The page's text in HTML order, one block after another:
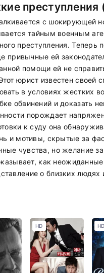
преступления
с шокирующей
тайным военным
преступления. Теперь
привычные ей
помощи ей не
юрист известен своей
в условиях жестких
обвинений и доказать
порождает
к суду она
и мотивы, скрытые за
чувства, но желание
как
о близких людях
HD HD